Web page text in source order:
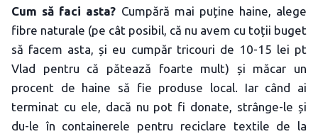
Cum să faci asta? Cumpără mai puține haine, alege
fibre naturale (pe cât posibil, că nu avem cu toții buget
să facem asta, și eu cumpăr tricouri de 10-15 lei pt
Vlad pentru că pătează foarte mult) și măcar un
procent de haine să fie produse local. Iar când ai
terminat cu ele, dacă nu pot fi donate, strânge-le și
du-le în containerele pentru reciclare textile de la